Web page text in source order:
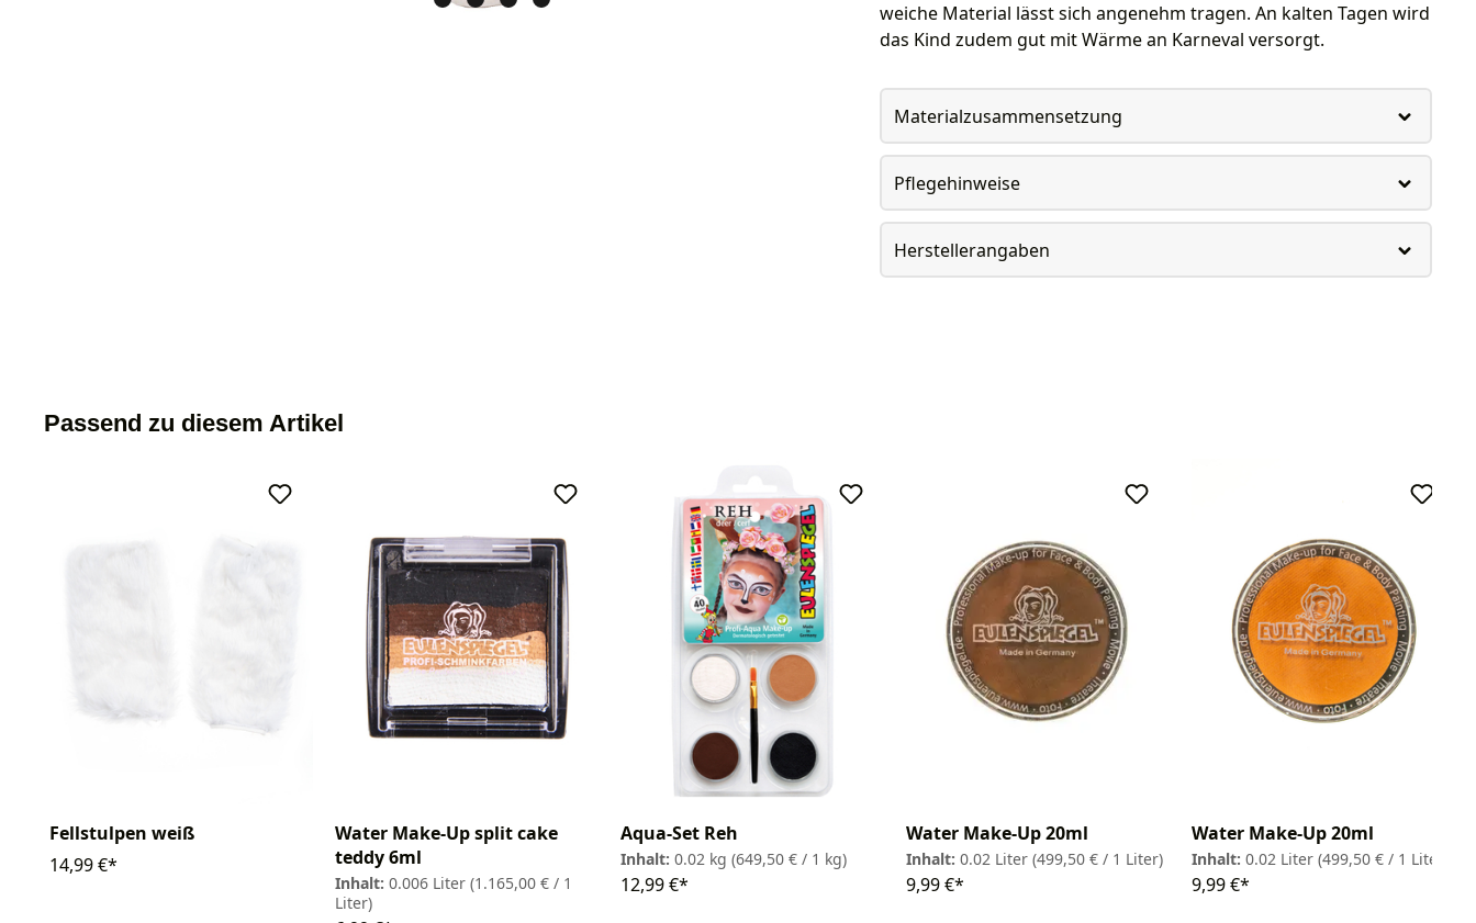
weiche Material lässt sich angenehm tragen. An kalten Tagen wird
das Kind zudem gut mit Wärme an Karneval versorgt.
Materialzusammensetzung
Pflegehinweise
Herstellerangaben
Passend zu diesem Artikel
Fellstulpen weiß
14,99 €*
Water Make-Up split cake
teddy 6ml
Inhalt: 0.006 Liter (1.165,00 € / 1
Liter)
Aqua-Set Reh
Inhalt: 0.02 kg (649,50 € / 1 kg)
12,99 €*
Water Make-Up 20ml
Inhalt: 0.02 Liter (499,50 € / 1 Liter)
9,99 €*
Water Make-Up 20ml
Inhalt: 0.02 Liter (499,50 € / 1 Liter)
9,99 €*